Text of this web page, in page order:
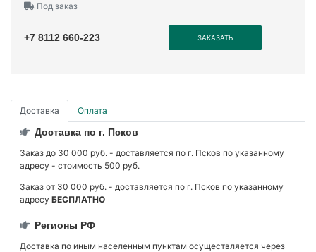
Под заказ
+7 8112 660-223 ЗАКАЗАТЬ
Доставка Оплата
Доставка по г. Псков
Заказ до 30 000 руб. - доставляется по г. Псков по указанному
адресу - стоимость 500 руб.
Заказ от 30 000 руб. - доставляется по г. Псков по указанному
адресу БЕСПЛАТНО
Регионы РФ
Доставка по иным населенным пунктам осуществляется через